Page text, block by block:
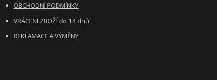
OBCHODNÍ PODMÍNKY
VRÁCENÍ ZBOŽÍ do 14 dnů
REKLAMACE A VÝMĚNY